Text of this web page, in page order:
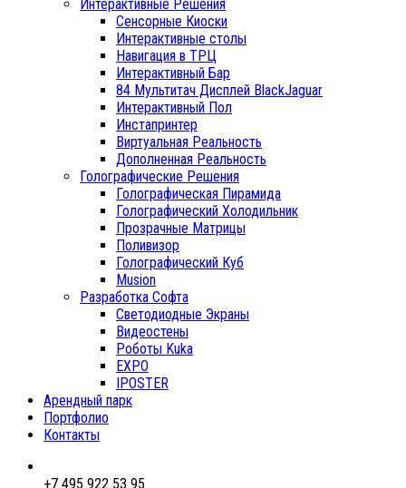
Интерактивные Решения
Сенсорные Киоски
Интерактивные столы
Навигация в ТРЦ
Интерактивный Бар
84 Мультитач Дисплей BlackJaguar
Интерактивный Пол
Инстапринтер
Виртуальная Реальность
Дополненная Реальность
Голографические Решения
Голографическая Пирамида
Голографический Холодильник
Прозрачные Матрицы
Поливизор
Голографический Куб
Musion
Разработка Софта
Светодиодные Экраны
Видеостены
Роботы Kuka
EXPO
IPOSTER
Арендный парк
Портфолио
Контакты
+7 495 922 53 95